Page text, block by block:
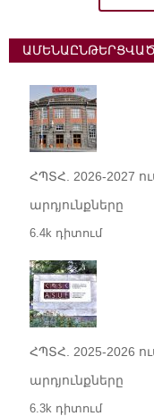
ՀՊՏՀ. 2026-2027
արդյունքները
6.4k դիտում
ՀՊՏՀ. 2025-2026
արդյունքները
6.3k դիտում